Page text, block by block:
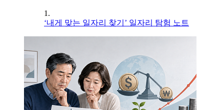
1.
‘내게 맞는 일자리 찾기’ 일자리 탐험 노트